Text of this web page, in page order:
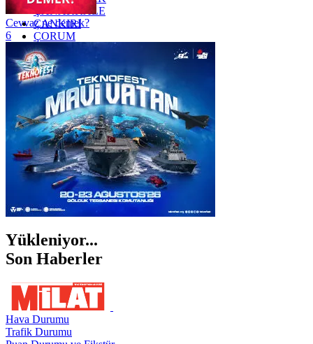
ÇANAKKALE
ÇANKIRI
ÇORUM
İSTANBUL
İZMİR
ŞANLIURFA
ŞIRNAK
Cevvaz ne demek?
6
Yükleniyor...
Son Haberler
Hava Durumu
Trafik Durumu